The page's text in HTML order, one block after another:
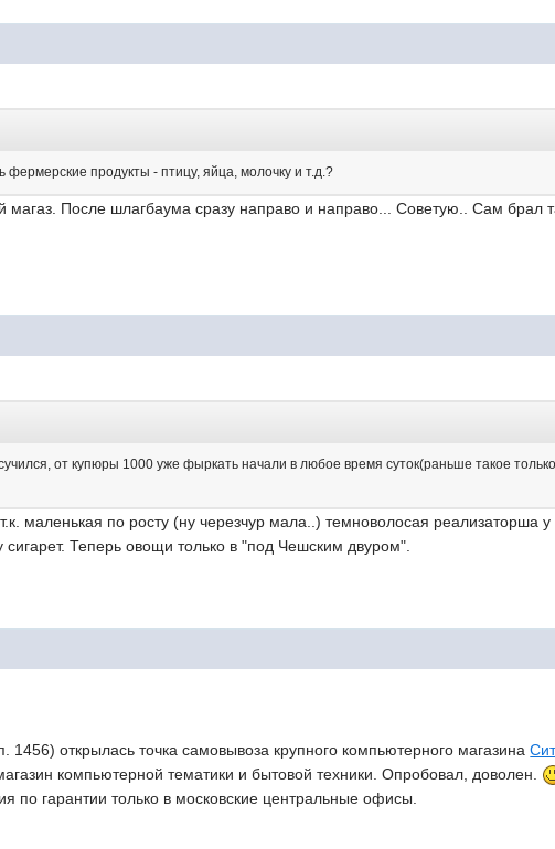
фермерские продукты - птицу, яйца, молочку и т.д.?
магаз. После шлагбаума сразу направо и направо... Советую.. Сам брал
от купюры 1000 уже фыркать начали в любое время суток(раньше такое
маленькая по росту (ну черезчур мала..) темноволосая реализаторша
Теперь овощи только в "под Чешским двуром".
1456) открылась точка самовывоза крупного компьютерного магазина
компьютерной тематики и бытовой техники. Опробовал, доволен.
по гарантии только в московские центральные офисы.